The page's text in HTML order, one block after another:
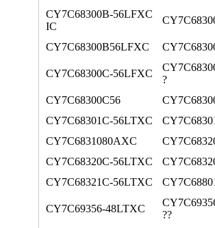
CY7C68300B-56LFXC
IC
CY7C68300B56LFXC
CY7C68300C-56LFXC
?
CY7C68300C56
CY7C68301C-56LTXC
CY7C6831080AXC
CY7C68320C-56LTXC
CY7C68321C-56LTXC
CY7C69356-48LTXC
??